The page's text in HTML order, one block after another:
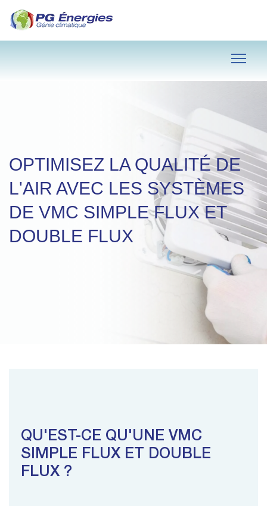
OPTIMISEZ LA QUALITÉ DE
L'AIR AVEC LES SYSTÈMES
DE VMC SIMPLE FLUX ET
DOUBLE FLUX
QU'EST-CE QU'UNE VMC
SIMPLE FLUX ET DOUBLE
FLUX ?